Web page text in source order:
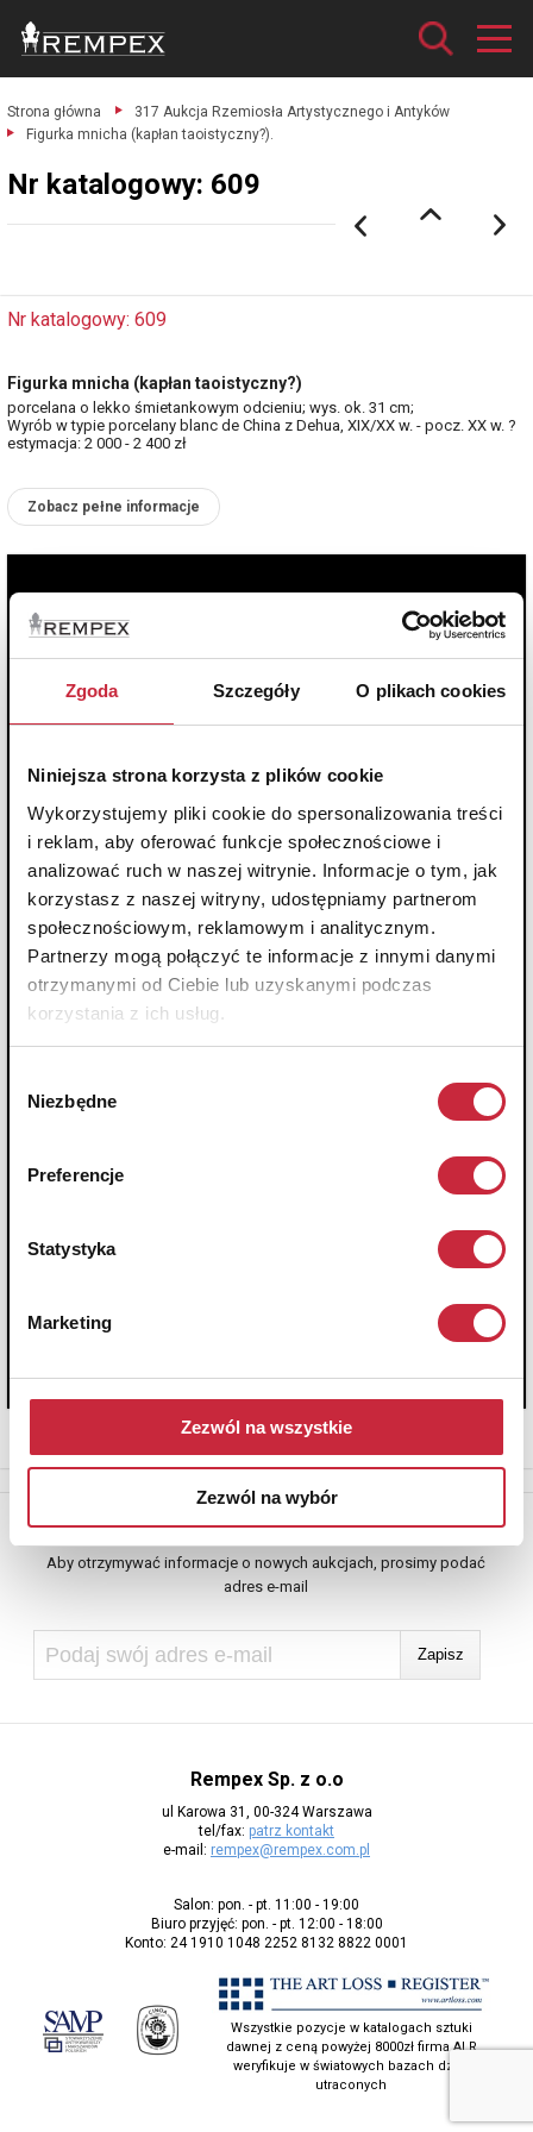
Zgoda Szczegóły O plikach cookies
Niniejsza strona korzysta z plików cookie
Wykorzystujemy pliki cookie do spersonalizowania treści
i reklam, aby oferować funkcje społecznościowe i
analizować ruch w naszej witrynie. Informacje o tym, jak
korzystasz z naszej witryny, udostępniamy partnerom
społecznościowym, reklamowym i analitycznym.
Partnerzy mogą połączyć te informacje z innymi danymi
otrzymanymi od Ciebie lub uzyskanymi podczas
korzystania z ich usług.
zgody
Niezbędne
Preferencje
Statystyka
Marketing
Zezwól na wszystkie
Zezwól na wybór
Strona główna
317 Aukcja Rzemiosła Artystycznego i Antyków
Figurka mnicha (kapłan taoistyczny?).
Nr katalogowy: 609
Nr katalogowy: 609
Figurka mnicha (kapłan taoistyczny?)
porcelana o lekko śmietankowym odcieniu; wys. ok. 31 cm;
Wyrób w typie porcelany blanc de China z Dehua, XIX/XX w. - pocz. XX w. ?
estymacja: 2 000 - 2 400 zł
Zobacz pełne informacje
Newsletter
Aby otrzymywać informacje o nowych aukcjach, prosimy podać
adres e-mail
Rempex Sp. z o.o
ul Karowa 31, 00-324 Warszawa
tel/fax: patrz kontakt
e-mail: rempex@rempex.com.pl
Salon: pon. - pt. 11:00 - 19:00
Biuro przyjęć: pon. - pt. 12:00 - 18:00
Konto: 24 1910 1048 2252 8132 8822 0001
Wszystkie pozycje w katalogach sztuki
dawnej z ceną powyżej 8000zł firma ALR
weryfikuje w światowych bazach dzieł
utraconych